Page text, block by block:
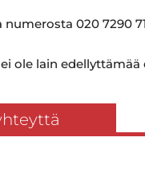
numerosta 020 7290
ole lain